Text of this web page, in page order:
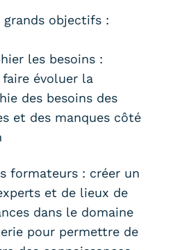
objectifs :
les besoins :
évoluer la
des besoins des
et des manques côté
formateurs : créer un
et de lieux de
dans le domaine
pour permettre de